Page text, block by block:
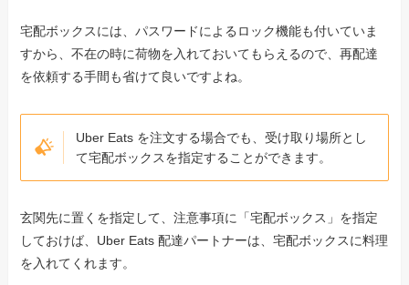
宅配ボックスには、パスワードによるロック機能も付いていま
すから、不在の時に荷物を入れておいてもらえるので、再配達
を依頼する手間も省けて良いですよね。
Uber Eats を注文する場合でも、受け取り場所とし
て宅配ボックスを指定することができます。
玄関先に置くを指定して、注意事項に「宅配ボックス」を指定
しておけば、Uber Eats 配達パートナーは、宅配ボックスに料理
を入れてくれます。